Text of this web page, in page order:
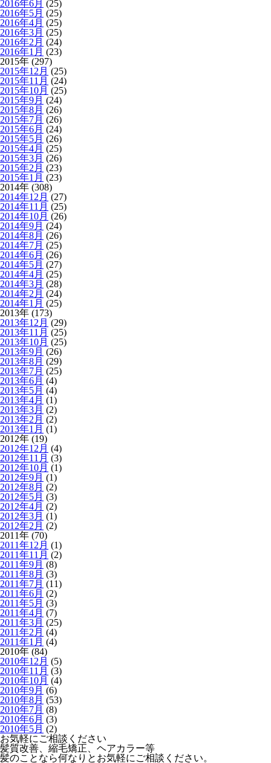
2016年6月 (25)
2016年5月 (25)
2016年4月 (25)
2016年3月 (25)
2016年2月 (24)
2016年1月 (23)
2015年 (297)
2015年12月 (25)
2015年11月 (24)
2015年10月 (25)
2015年9月 (24)
2015年8月 (26)
2015年7月 (26)
2015年6月 (24)
2015年5月 (26)
2015年4月 (25)
2015年3月 (26)
2015年2月 (23)
2015年1月 (23)
2014年 (308)
2014年12月 (27)
2014年11月 (25)
2014年10月 (26)
2014年9月 (24)
2014年8月 (26)
2014年7月 (25)
2014年6月 (26)
2014年5月 (27)
2014年4月 (25)
2014年3月 (28)
2014年2月 (24)
2014年1月 (25)
2013年 (173)
2013年12月 (29)
2013年11月 (25)
2013年10月 (25)
2013年9月 (26)
2013年8月 (29)
2013年7月 (25)
2013年6月 (4)
2013年5月 (4)
2013年4月 (1)
2013年3月 (2)
2013年2月 (2)
2013年1月 (1)
2012年 (19)
2012年12月 (4)
2012年11月 (3)
2012年10月 (1)
2012年9月 (1)
2012年8月 (2)
2012年5月 (3)
2012年4月 (2)
2012年3月 (1)
2012年2月 (2)
2011年 (70)
2011年12月 (1)
2011年11月 (2)
2011年9月 (8)
2011年8月 (3)
2011年7月 (11)
2011年6月 (2)
2011年5月 (3)
2011年4月 (7)
2011年3月 (25)
2011年2月 (4)
2011年1月 (4)
2010年 (84)
2010年12月 (5)
2010年11月 (3)
2010年10月 (4)
2010年9月 (6)
2010年8月 (53)
2010年7月 (8)
2010年6月 (3)
2010年5月 (2)
お気軽にご相談ください
髪質改善、縮毛矯正、ヘアカラー等
髪のことなら何なりとお気軽にご相談ください。